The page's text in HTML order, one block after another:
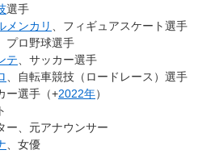
選手
メンカリ
、フィギュアスケート選手
、プロ野球選手
テ 、サッカー選手
、自転車競技（ロードレース）選手
ー選手（+2022年）
ー、元アナウンサー
、女優